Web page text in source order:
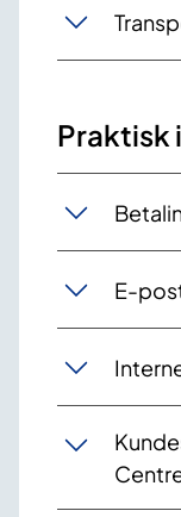
Praktisk
E-